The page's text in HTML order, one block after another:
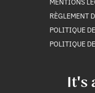
It's
RÈGLEMENT
POLITIQUE
POLITIQUE